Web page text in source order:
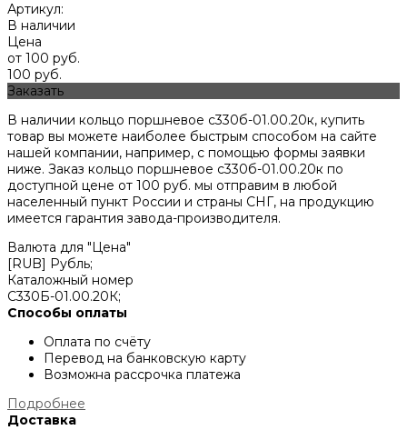
Артикул:
В наличии
Цена
от 100 руб.
100 руб.
Заказать
В наличии кольцо поршневое с330б-01.00.20к, купить
товар вы можете наиболее быстрым способом на сайте
нашей компании, например, с помощью формы заявки
ниже. Заказ кольцо поршневое с330б-01.00.20к по
доступной цене от 100 руб. мы отправим в любой
населенный пункт России и страны СНГ, на продукцию
имеется гарантия завода-производителя.
Валюта для "Цена"
[RUB] Рубль;
Каталожный номер
С330Б-01.00.20К;
Способы оплаты
Оплата по счёту
Перевод на банковскую карту
Возможна рассрочка платежа
Подробнее
Доставка